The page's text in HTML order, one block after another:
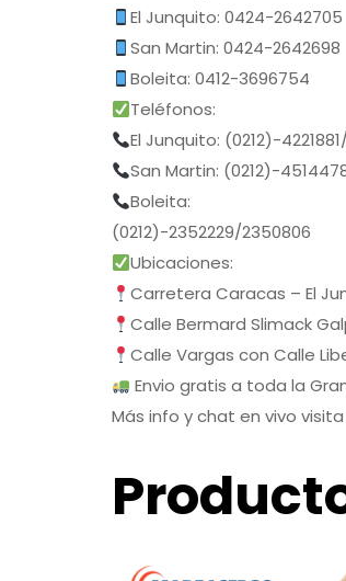
El Junquito: 0424-2642705
San Martin: 0424-2642698
Boleita: 0412-3696754
Teléfonos:
El Junquito: (0212)-
San Martin: (0212)-
Boleita:
(0212)-2352229/2350806
Ubicaciones:
Carretera Caracas – El
Calle Bermard Slimack
Calle Vargas con Calle
Envio gratis a toda la
Más info y chat en vivo